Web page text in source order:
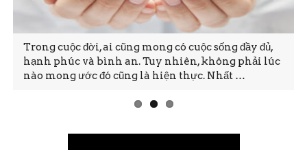
Trong cuộc đời, ai cũng mong có cuộc sống đầy đủ,
hạnh phúc và bình an. Tuy nhiên, không phải lúc
nào mong ước đó cũng là hiện thực. Nhất …
Next